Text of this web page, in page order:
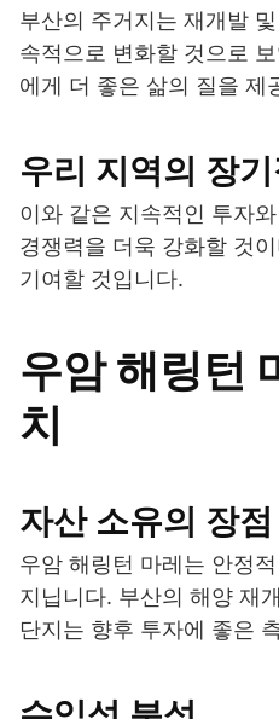
부산의 주거지는 재개발
속적으로 변화할 것으로
에게 더 좋은 삶의 질을 제
우리 지역의 장
이와 같은 지속적인 투자
경쟁력을 더욱 강화할 것
기여할 것입니다.
우암 해링턴
치
자산 소유의 장점
우암 해링턴 마레는 안정
지닙니다. 부산의 해양 재
단지는 향후 투자에 좋은